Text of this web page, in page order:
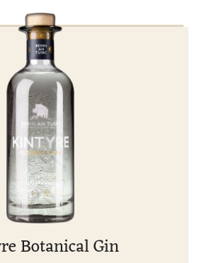
Botanical Gin